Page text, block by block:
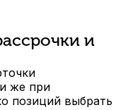
и
же при
позиций выбрать